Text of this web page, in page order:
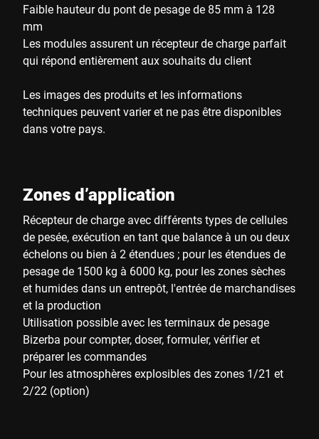
Faible hauteur du pont de pesage de 85 mm à 128
mm
Les modules assurent un récepteur de charge parfait
qui répond entièrement aux souhaits du client
Les images des produits et les informations
techniques peuvent varier et ne pas être disponibles
dans votre pays.
Zones d’application
Récepteur de charge avec différents types de cellules
de pesée, exécution en tant que balance à un ou deux
échelons ou bien à 2 étendues ; pour les étendues de
pesage de 1500 kg à 6000 kg, pour les zones sèches
et humides dans un entrepôt, l'entrée de marchandises
et la production
Utilisation possible avec les terminaux de pesage
Bizerba pour compter, doser, formuler, vérifier et
préparer les commandes
Pour les atmosphères explosibles des zones 1/21 et
2/22 (option)